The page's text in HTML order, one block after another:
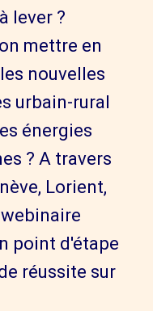
lever ?
mettre en
nouvelles
urbain-rural
énergies
? A travers
Lorient,
point d'étape
réussite sur